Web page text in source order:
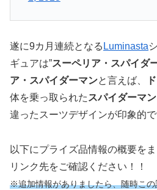
遂に9カ月連続となる Luminasta
ギュアは”スーペリア・スパイダ
ア・スパイダーマンと言えば、
体を乗っ取られたスパイダーマン
違ったスーツデザインが印象的で
以下にプライズ品情報の概要を
リンク先をご確認ください！！
※追加情報がありましたら、随時こ